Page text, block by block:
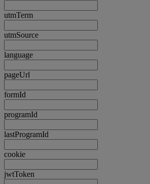
utmTerm
utmSource
language
pageUrl
formId
programId
lastProgramId
cookie
jwtToken